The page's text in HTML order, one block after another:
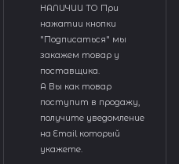
НАЛИЧИИ ТО При
нажатии кнопки
"Подписаться" мы
закажем товар у
поставщика.
А Вы как товар
поступит в продажу,
получите уведомление
на Email который
укажете.